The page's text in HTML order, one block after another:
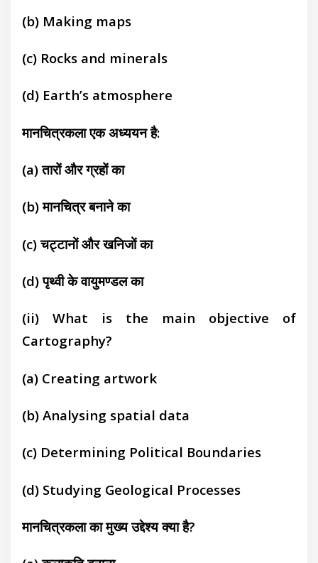
(b) Making maps
(c) Rocks and minerals
(d) Earth’s atmosphere
मानचित्रकला एक अध्ययन है:
(a) तारों और ग्रहों का
(b) मानचित्र बनाने का
(c) चट्टानों और खनिजों का
(d) पृथ्वी के वायुमण्डल का
(ii) What is the main objective of
Cartography?
(a) Creating artwork
(b) Analysing spatial data
(c) Determining Political Boundaries
(d) Studying Geological Processes
मानचित्रकला का मुख्य उद्देश्य क्या है?